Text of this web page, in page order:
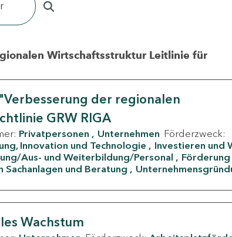
Wirtschaftsstruktur Leitlinie für
der regionalen
GRW RIGA
Privatpersonen Unternehmen Förderzweck:
Innovation und Technologie
Investieren und
Aus- und Weiterbildung/Personal
Förderung
Sachanlagen und Beratung
Wachstum